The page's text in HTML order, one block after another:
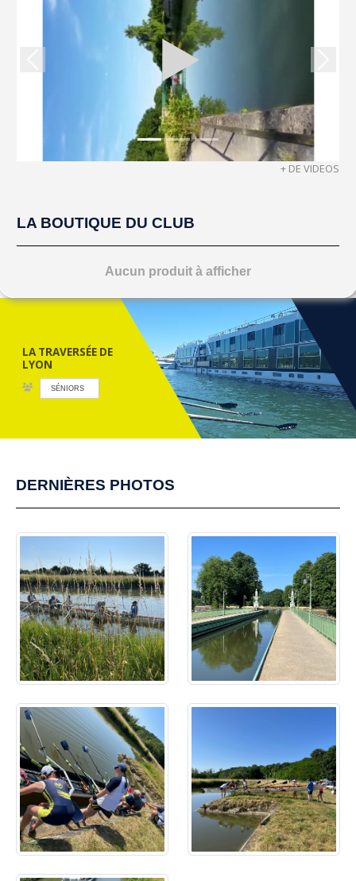
LA TRAVERSÉE DE
LYON
SÉNIORS
DERNIÈRES PHOTOS
+ DE VIDEOS
LA BOUTIQUE DU CLUB
Aucun produit à afficher